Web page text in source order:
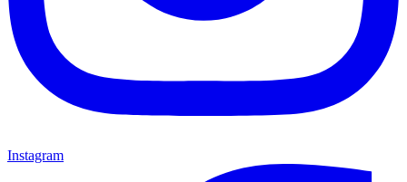
Instagram